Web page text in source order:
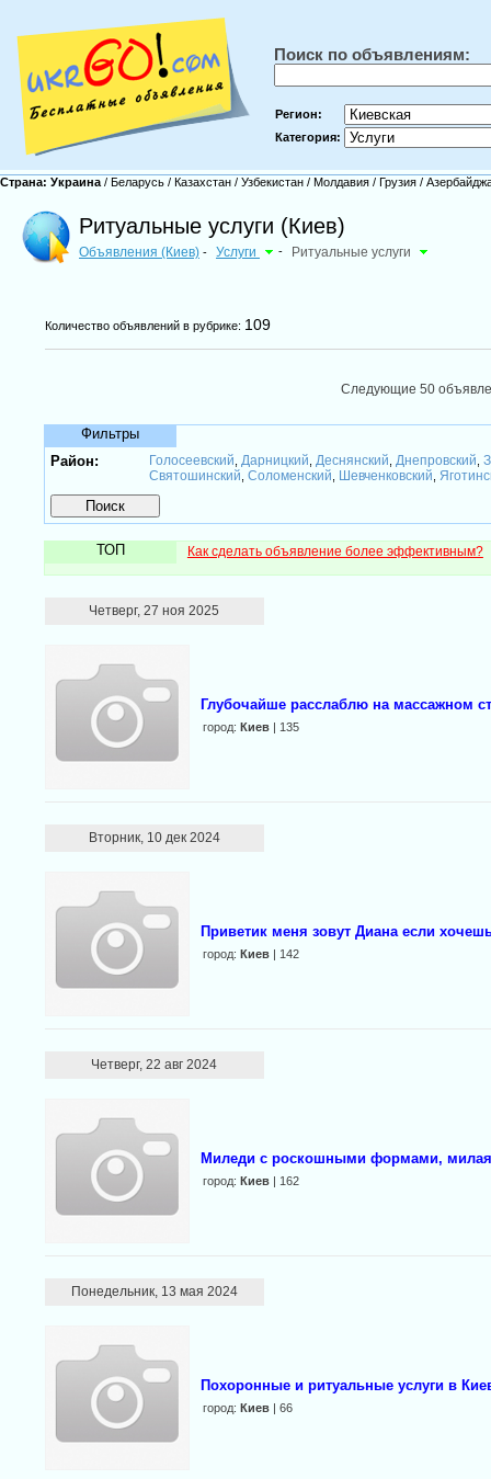
Поиск по объявлениям:
Регион:
Категория:
Страна: Украина / Беларусь / Казахстан / Узбекистан / Молдавия / Грузия /
Ритуальные услуги (Киев)
Объявления (Киев) - Услуги - Ритуальные услуги
Количество объявлений в рубрике: 109
Следующие 50
Фильтры
Район:
Голосеевский Дарницкий Деснянский Днепровский
Святошинский Соломенский Шевченковский
ТОП Как сделать объявление более эффективным?
Четверг, 27 ноя 2025
Глубочайше рaсслаблю на массажном
город: Киев| 135
Вторник, 10 дек 2024
Приветик меня зовут Диана если
город: Киев| 142
Четверг, 22 авг 2024
Миледи с роскошными формами, милая
город: Киев| 162
Понедельник, 13 мая 2024
Похоронные и ритуальные услуги в
город: Киев| 66